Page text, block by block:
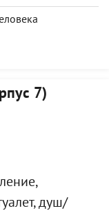
7)
душ/